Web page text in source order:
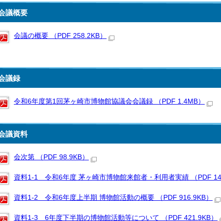
議概要
会議の概要 （PDF 258.2KB）
議録
令和6年度第1回茅ヶ崎市博物館協議会会議録 （PDF 1.4MB）
議資料
会次第 （PDF 98.9KB）
資料1-1 令和6年度 茅ヶ崎市博物館来館者・利用者実績 （PDF
資料1-2 令和6年度上半期 博物館活動の概要 （PDF 916.9KB）
資料1-3 6年度下半期の博物館活動等について （PDF 421.9KB）